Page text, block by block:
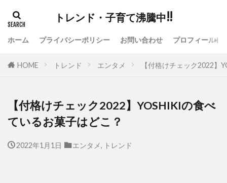
トレンド・子育て沸騰中!!
ホーム プライバシーポリシー お問い合わせ プロフィール
HOME トレンド エンタメ 【付格けチェック2022】
【付格けチェック2022】YOSHIKIの食べ
ているお菓子はどこ？
2022年1月1日 エンタメ, トレンド